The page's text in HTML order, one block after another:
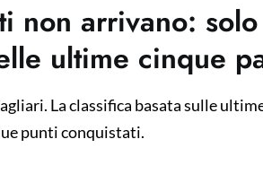
non arrivano:
ultime cinque
La classifica basata sulle
punti conquistati.